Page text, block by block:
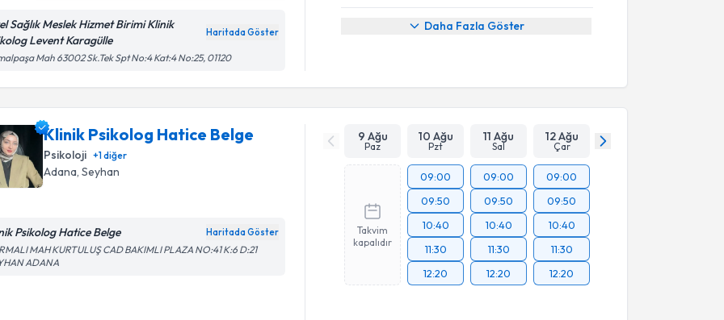
Sağlık Meslek Hizmet Birimi Klinik
Levent Karagülle
Haritada Göster
Mah 63002 Sk.Tek Spt No:4 Kat:4 No:25, 01120
Daha Fazla Göster
Klinik Psikolog Hatice Belge
Psikoloji +1diğer
Adana , Seyhan
Psikolog Hatice Belge Haritada Göster
MAH KURTULUŞ CAD BAKIMLI PLAZA NO:41 K:6 D:21
ADANA
9 Ağu
Paz
10 Ağu
Pzt
11 Ağu
Sal
12 Ağu
Çar
Takvim
kapalıdır
09:00
09:50
10:40
11:30
12:20
09:00
09:50
10:40
11:30
12:20
09:00
09:50
10:40
11:30
12:20